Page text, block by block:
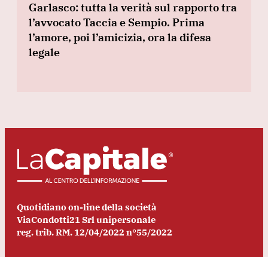
Garlasco: tutta la verità sul rapporto tra
l’avvocato Taccia e Sempio. Prima
l’amore, poi l’amicizia, ora la difesa
legale
Quotidiano on-line della società
ViaCondotti21 Srl unipersonale
reg. trib. RM. 12/04/2022 n°55/2022